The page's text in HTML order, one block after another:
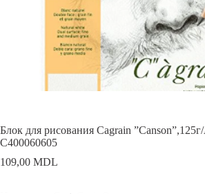
Блок для рисования Cagrain
C400060605
109,00 MDL